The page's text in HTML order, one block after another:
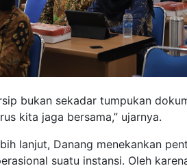
bukan sekadar tumpukan
kita jaga bersama,” ujarnya.
lanjut, Danang menekankan
suatu instansi. Oleh